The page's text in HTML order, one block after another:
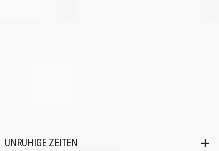
UNRUHIGE ZEITEN